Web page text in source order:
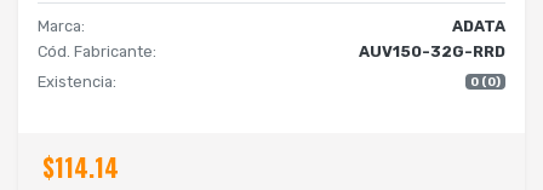
Marca:
ADATA
Cód. Fabricante:
AUV150-32G-RRD
Existencia:
0 (0)
$114.14